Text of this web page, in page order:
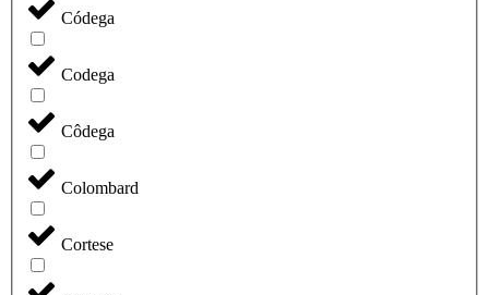
Códega
Codega
Côdega
Colombard
Cortese